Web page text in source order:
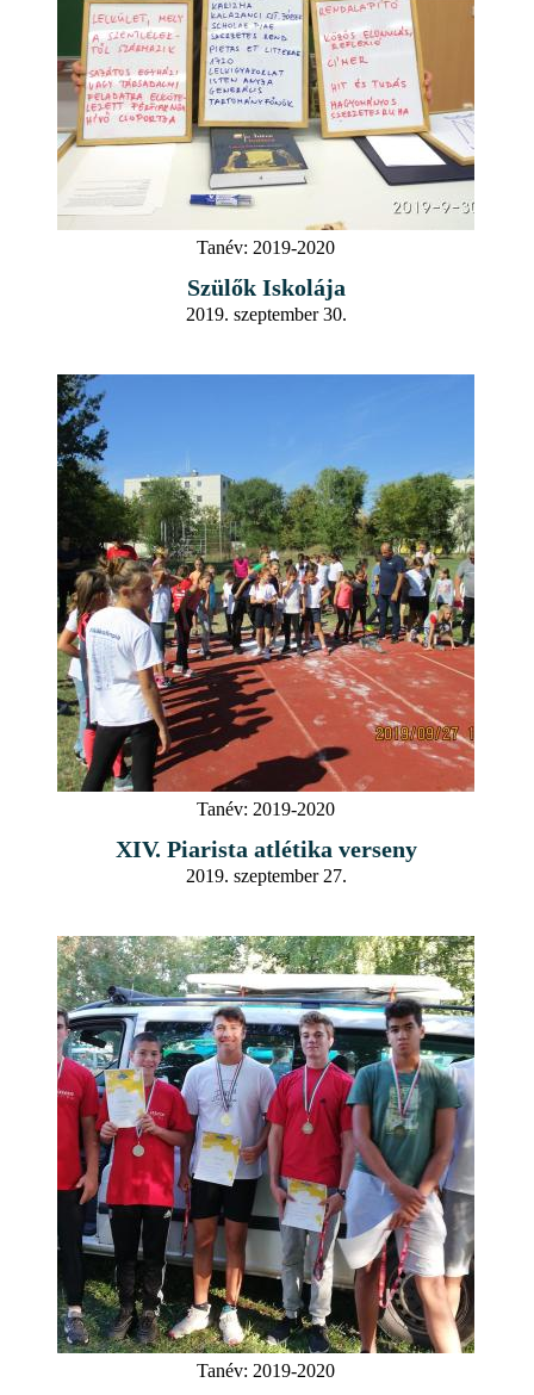
Tanév: 2019-2020
Szülők Iskolája
2019. szeptember 30.
Tanév: 2019-2020
XIV. Piarista atlétika verseny
2019. szeptember 27.
Tanév: 2019-2020